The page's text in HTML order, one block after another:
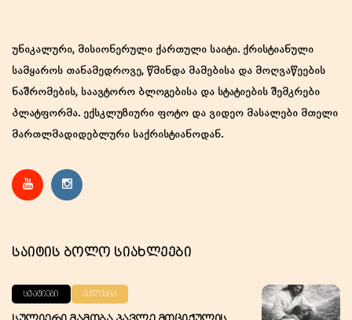
უნიკალური, მისიონერული ქართული საიტი. ქრისტიანული
სამყაროს თანამედროვე, წმინდა მამებისა და მოღვაწეების
ნაშრომების, საავტორო ბლოგებისა და სტატიების შემკრები
პლატფორმა. ექსკლუზიური ფოტო და ვიდეო მასალები მთელი
მართლმადიდებლური საქრისტიანოდან.
Საიტის Ბოლო Სიახლეები
ᲡᲢᲐᲢᲘᲔᲑᲘ ᲔᲙᲚᲔᲡᲘᲐ